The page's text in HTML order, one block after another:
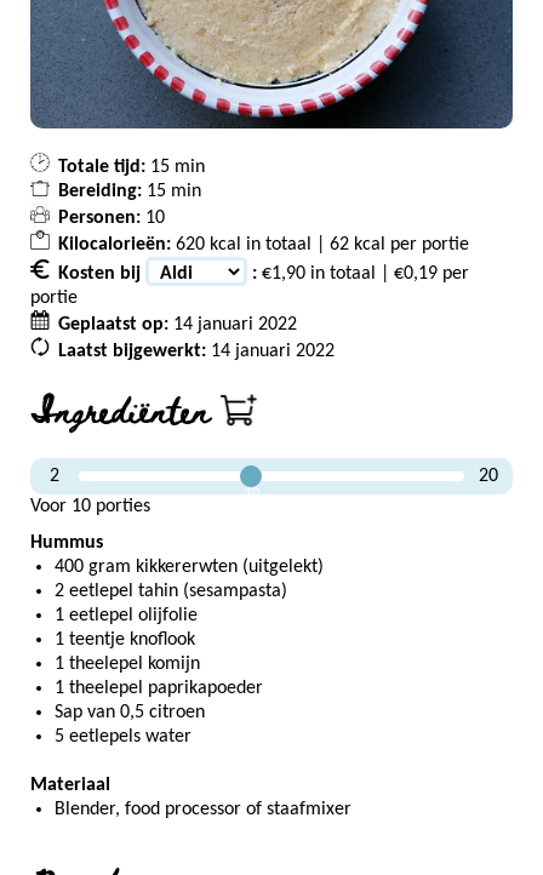
Totale tijd: 15 min
Bereiding: 15 min
Personen: 10
Kilocalorieën: 620 kcal in totaal | 62 kcal per portie
Kosten bij
: €1,90 in totaal | €0,19 per
portie
Geplaatst op: 14 januari 2022
Laatst bijgewerkt: 14 januari 2022
Ingrediënten
2
10
20
Voor 10 porties
Hummus
400 gram kikkererwten (uitgelekt)
2 eetlepel tahin (sesampasta)
1 eetlepel olijfolie
1 teentje knoflook
1 theelepel komijn
1 theelepel paprikapoeder
Sap van 0,5 citroen
5 eetlepels water
Materiaal
Blender, food processor of staafmixer